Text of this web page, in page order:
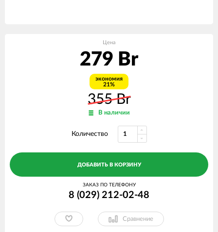
Цена
279 Br
экономия
21%
355 Br
В наличии
Количество
ДОБАВИТЬ В КОРЗИНУ
ЗАКАЗ ПО ТЕЛЕФОНУ
8 (029) 212-02-48
Сравнение